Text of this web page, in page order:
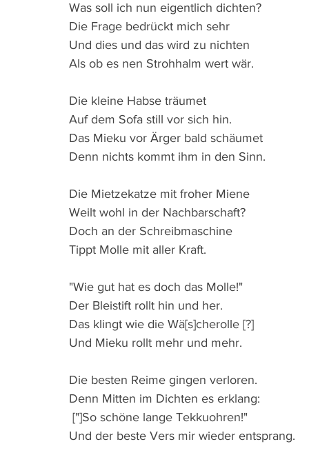
Was soll ich nun eigentlich dichten?
Die Frage bedrückt mich sehr
Und dies und das wird zu nichten
Als ob es nen Strohhalm wert wär.
Die kleine Habse träumet
Auf dem Sofa still vor sich hin.
Das Mieku vor Ärger bald schäumet
Denn nichts kommt ihm in den Sinn.
Die Mietzekatze mit froher Miene
Weilt wohl in der Nachbarschaft?
Doch an der Schreibmaschine
Tippt Molle mit aller Kraft.
"Wie gut hat es doch das Molle!"
Der Bleistift rollt hin und her.
Das klingt wie die Wä[s]cherolle [?]
Und Mieku rollt mehr und mehr.
Die besten Reime gingen verloren.
Denn Mitten im Dichten es erklang:
["]So schöne lange Tekkuohren!"
Und der beste Vers mir wieder entsprang.